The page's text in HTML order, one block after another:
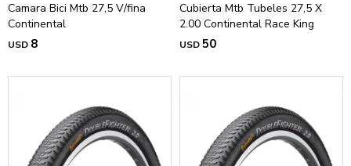
Camara Bici Mtb 27,5 V/fina
Continental
USD 8
Cubierta Mtb Tubeles 27,5 X
2.00 Continental Race King
USD50